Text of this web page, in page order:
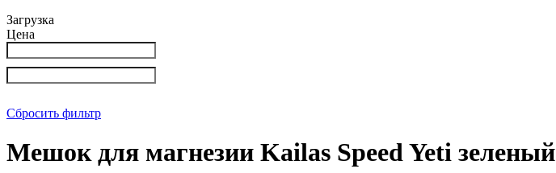
Загрузка
Цена
Сбросить фильтр
Мешок для магнезии Kailas Speed Yeti зеленый